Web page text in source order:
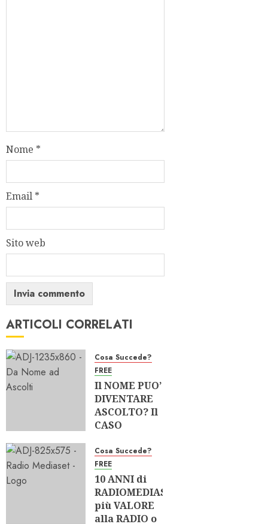
Nome *
Email *
Sito web
ARTICOLI CORRELATI
Cosa Succede?
FREE
Il NOME PUO’
DIVENTARE
ASCOLTO? Il
CASO
ITALIANA”
04/08/2026
0
190
Cosa Succede?
FREE
10 ANNI di
RADIOMEDIASET:
più VALORE
alla RADIO o